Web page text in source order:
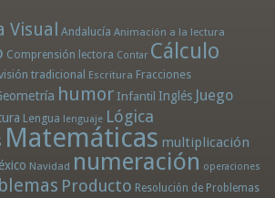
Visual Andalucía Animación a la lectura
Comprensión lectora Contar Cálculo
tradicional Escritura Fracciones
humor Infantil Inglés Juego
Lengua lenguaje Lógica
Matemáticas multiplicación
Navidad numeración operaciones
Producto Resolución de Problemas